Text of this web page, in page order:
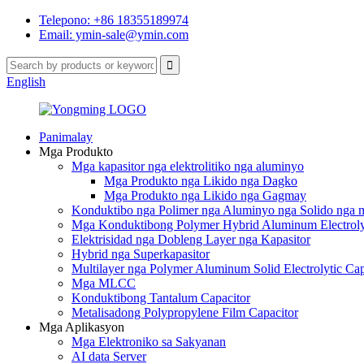
Telepono: +86 18355189974
Email: ymin-sale@ymin.com
English
Panimalay
Mga Produkto
Mga kapasitor nga elektrolitiko nga aluminyo
Mga Produkto nga Likido nga Dagko
Mga Produkto nga Likido nga Gagmay
Konduktibo nga Polimer nga Aluminyo nga Solido nga
Mga Konduktibong Polymer Hybrid Aluminum
Elektrisidad nga Dobleng Layer nga Kapasitor
Hybrid nga Superkapasitor
Multilayer nga Polymer Aluminum Solid Electrolytic
Mga MLCC
Konduktibong Tantalum Capacitor
Metalisadong Polypropylene Film Capacitor
Mga Aplikasyon
Mga Elektroniko sa Sakyanan
AI data Server